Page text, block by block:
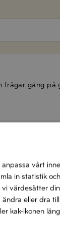
gång på
hemma.
vårt
in statistik
värdesätter
eller dra
kak-ikonen